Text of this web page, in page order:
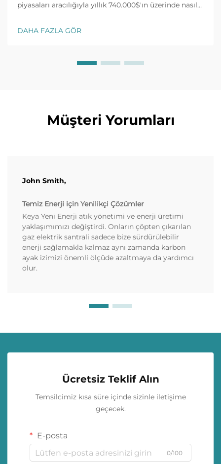
piyasaları aracılığıyla yıllık 740.000$'ın üzerinde nasıl
yıllık alım anlaşmalarını açın. ROI'yi en üst düzeye
çıkarın—daha fazla bilgi edinin.
DAHA FAZLA GÖR
Müşteri Yorumları
John Smith,
Temiz Enerji için Yenilikçi Çözümler
Keya Yeni Enerji atık yönetimi ve enerji üretimi
yaklaşımımızı değiştirdi. Onların çöpten çıkarılan
gaz elektrik santrali sadece bize sürdürülebilir
enerji sağlamakla kalmaz aynı zamanda karbon
ayak izimizi önemli ölçüde azaltmaya da yardımcı
olur.
Ücretsiz Teklif Alın
Temsilcimiz kısa süre içinde sizinle iletişime
geçecek.
E-posta
0/100